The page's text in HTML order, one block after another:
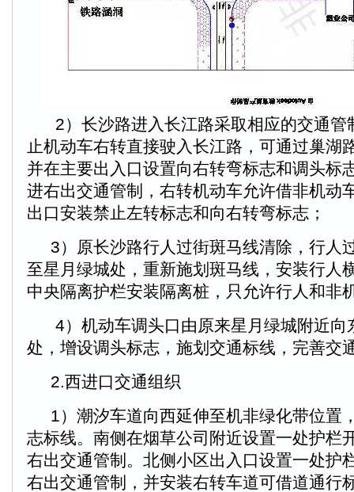
2）长沙路进入长江路采取相应的交通管
止机动车右转直接驶入长江路，可通过巢湖
并在主要出入口设置向右转弯标志和调头标
进右出交通管制，右转机动车允许借非机动
出口安装禁止左转标志和向右转弯标志；
3）原长沙路行人过街斑马线清除，行人
至星月绿城处，重新施划斑马线，安装行人
中央隔离护栏安装隔离桩，只允许行人和非
4）机动车调头口由原来星月绿城附近向
处，增设调头标志，施划交通标线，完善交
2.西进口交通组织
1）潮汐车道向西延伸至机非绿化带位置
志标线。南侧在烟草公司附近设置一处护栏
右出交通管制。北侧小区出入口设置一处护
右出交通管制，并安装右转车道可借道通行